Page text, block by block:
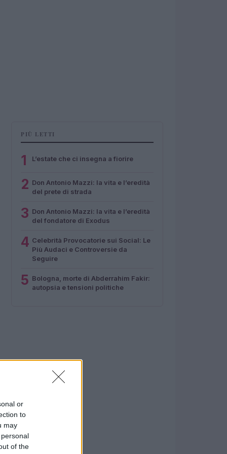
or
to
may
of the
PIÙ LETTI
1 L’estate che ci insegna a fiorire
2 Don Antonio Mazzi: la vita e l’eredità
del prete di strada
3 Don Antonio Mazzi: la vita e l’eredità
del fondatore di Exodus
4 Celebrità Provocatorie sui Social: Le
Più Audaci e Controversie da
Seguire
5 Bologna, morte di Abderrahim Fakir:
autopsia e tensioni politiche